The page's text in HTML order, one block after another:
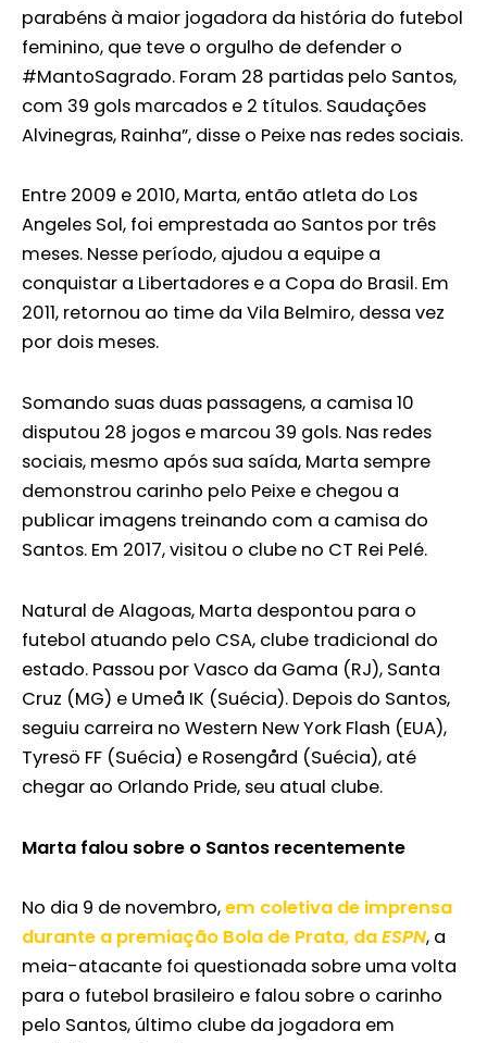
parabéns à maior jogadora da história do futebol
feminino, que teve o orgulho de defender o
#MantoSagrado. Foram 28 partidas pelo Santos,
com 39 gols marcados e 2 títulos. Saudações
Alvinegras, Rainha”, disse o Peixe nas redes sociais.
Entre 2009 e 2010, Marta, então atleta do Los
Angeles Sol, foi emprestada ao Santos por três
meses. Nesse período, ajudou a equipe a
conquistar a Libertadores e a Copa do Brasil. Em
2011, retornou ao time da Vila Belmiro, dessa vez
por dois meses.
Somando suas duas passagens, a camisa 10
disputou 28 jogos e marcou 39 gols. Nas redes
sociais, mesmo após sua saída, Marta sempre
demonstrou carinho pelo Peixe e chegou a
publicar imagens treinando com a camisa do
Santos. Em 2017, visitou o clube no CT Rei Pelé.
Natural de Alagoas, Marta despontou para o
futebol atuando pelo CSA, clube tradicional do
estado. Passou por Vasco da Gama (RJ), Santa
Cruz (MG) e Umeå IK (Suécia). Depois do Santos,
seguiu carreira no Western New York Flash (EUA),
Tyresö FF (Suécia) e Rosengård (Suécia), até
chegar ao Orlando Pride, seu atual clube.
Marta falou sobre o Santos recentemente
No dia 9 de novembro,em coletiva de imprensa
durante a premiação Bola de Prata, daESPN, a
meia-atacante foi questionada sobre uma volta
para o futebol brasileiro e falou sobre o carinho
pelo Santos, último clube da jogadora em